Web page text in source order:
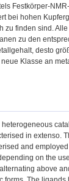
Festkörper-
bei hohen
zu finden sind.
zu den
desto
Klasse an
in extenso.
and
on the
above